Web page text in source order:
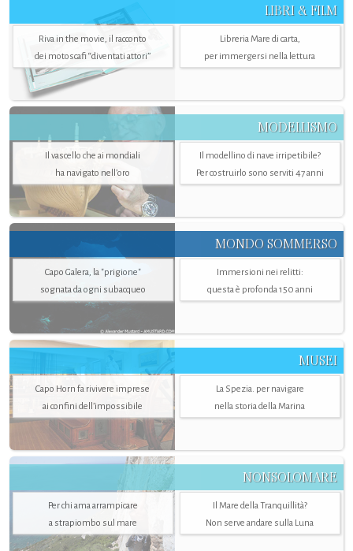
LIBRI & FILM
Riva in the movie, il racconto
dei motoscafi “diventati attori”
Libreria Mare di carta,
per immergersi nella lettura
MODELLISMO
Il vascello che ai mondiali
ha navigato nell’oro
Il modellino di nave irripetibile?
Per costruirlo sono serviti 47 anni
MONDO SOMMERSO
Capo Galera, la "prigione"
sognata da ogni subacqueo
Immersioni nei relitti:
questa è profonda 150 anni
MUSEI
Capo Horn fa rivivere imprese
ai confini dell’impossibile
La Spezia. per navigare
nella storia della Marina
NONSOLOMARE
Per chi ama arrampicare
a strapiombo sul mare
Il Mare della Tranquillità?
Non serve andare sulla Luna